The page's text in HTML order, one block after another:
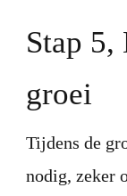
Stap 5,
groei
Tijdens de
nodig, zeker